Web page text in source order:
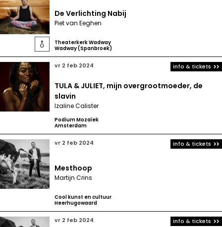

De Verlichting Nabij
Piet van Eeghen
Theaterkerk Wadway
Wadway (Spanbroek)
vr 2 feb 2024
TULA & JULIET, mijn overgrootmoeder, de
slavin
Izaline Calister
Podium Mozaïek
Amsterdam
info & tickets
vr 2 feb 2024
Mesthoop
Martijn Crins
Cool kunst en cultuur
Heerhugowaard
info & tickets
vr 2 feb 2024 info & tickets